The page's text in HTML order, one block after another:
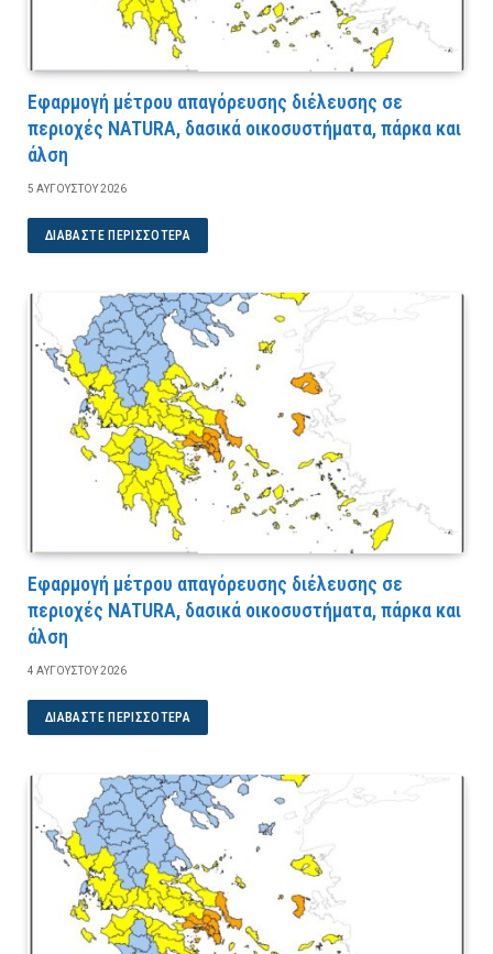
Εφαρμογή μέτρου απαγόρευσης διέλευσης σε
περιοχές NATURA, δασικά οικοσυστήματα, πάρκα και
άλση
5 ΑΥΓΟΎΣΤΟΥ 2026
ΔΙΑΒΆΣΤΕ ΠΕΡΙΣΣΌΤΕΡΑ
Εφαρμογή μέτρου απαγόρευσης διέλευσης σε
περιοχές NATURA, δασικά οικοσυστήματα, πάρκα και
άλση
4 ΑΥΓΟΎΣΤΟΥ 2026
ΔΙΑΒΆΣΤΕ ΠΕΡΙΣΣΌΤΕΡΑ